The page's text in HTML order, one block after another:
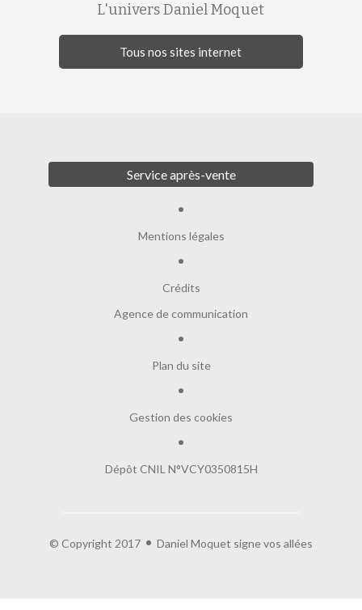
L'univers Daniel Moquet
Tous nos sites internet
Service après-vente
Mentions légales
Crédits
Agence de communication
Plan du site
Gestion des cookies
Dépôt CNIL N°VCY0350815H
© Copyright 2017 Daniel Moquet signe vos allées